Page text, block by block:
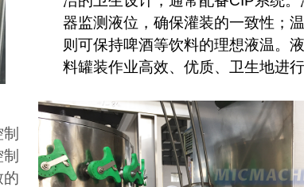
器监测液位，确保灌装的一致性；温
则可保持啤酒等饮料的理想液温。
料罐装作业高效、优质、卫生地进行
的